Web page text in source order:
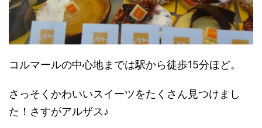
コルマールの中心地までは駅から徒歩15分ほど。
さっそくかわいいスイーツをたくさん見つけまし
た！さすがアルザス♪